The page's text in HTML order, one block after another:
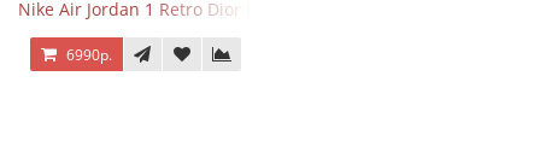
Nike Air Jordan 1 Retro Dior Low
6990р.